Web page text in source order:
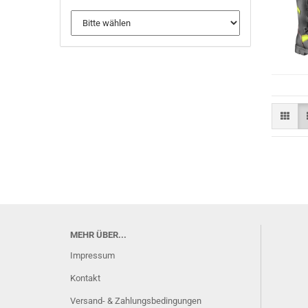
MEHR ÜBER...
Impressum
Kontakt
Versand- & Zahlungsbedingungen